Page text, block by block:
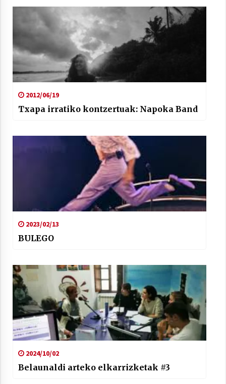
2012/06/19
Txapa irratiko kontzertuak: Napoka Band
2023/02/13
BULEGO
2024/10/02
Belaunaldi arteko elkarrizketak #3